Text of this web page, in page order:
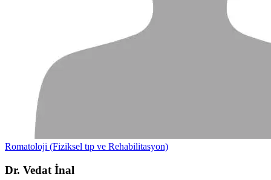
Romatoloji (Fiziksel tıp ve Rehabilitasyon)
Dr. Vedat İnal